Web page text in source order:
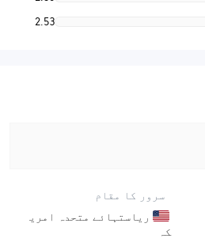
2.53
سرور کا مقام
ریاستہائے متحدہ امری
کہ